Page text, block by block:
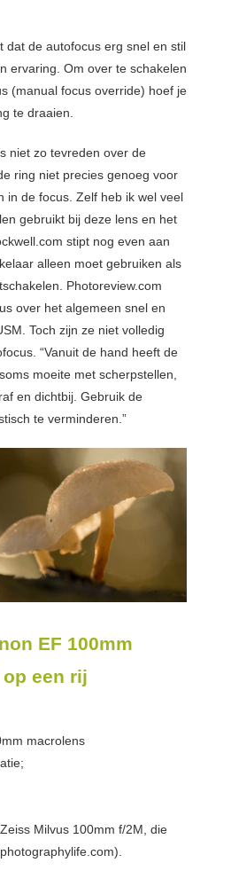
dat de autofocus erg snel en stil
ervaring. Om over te schakelen
(manual focus override) hoef je
te draaien.
niet zo tevreden over de
ring niet precies genoeg voor
in de focus. Zelf heb ik wel veel
gebruikt bij deze lens en het
stipt nog even aan
alleen moet gebruiken als
Photoreview.com
over het algemeen snel en
Toch zijn ze niet volledig
“Vanuit de hand heeft de
moeite met scherpstellen,
en dichtbij. Gebruik de
te verminderen.”
EF 100mm
op een rij
macrolens
Milvus 100mm f/2M, die